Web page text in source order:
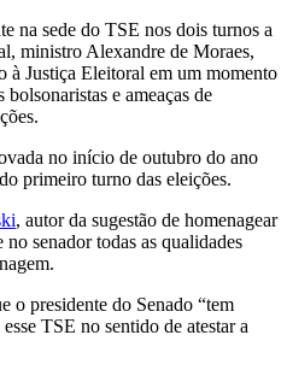
na sede do TSE nos dois turnos a
ministro Alexandre de Moraes,
à Justiça Eleitoral em um momento
e ameaças de
no início de outubro do ano
primeiro turno das eleições.
, autor da sugestão de homenagear
senador todas as qualidades
o presidente do Senado “tem
TSE no sentido de atestar a